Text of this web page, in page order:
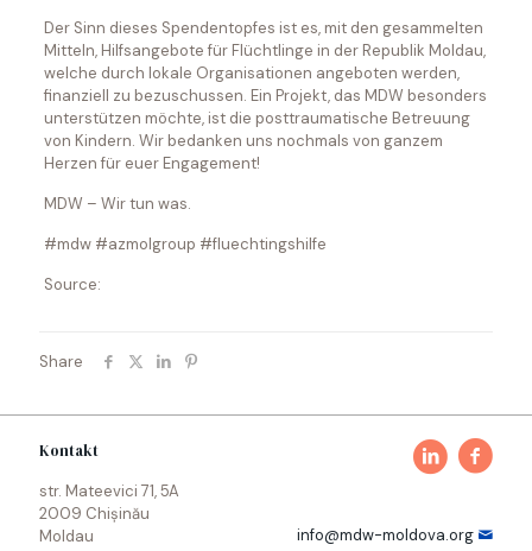
Der Sinn dieses Spendentopfes ist es, mit den gesammelten
Mitteln, Hilfsangebote für Flüchtlinge in der Republik Moldau,
welche durch lokale Organisationen angeboten werden,
finanziell zu bezuschussen. Ein Projekt, das MDW besonders
unterstützen möchte, ist die posttraumatische Betreuung
von Kindern. Wir bedanken uns nochmals von ganzem
Herzen für euer Engagement!
MDW – Wir tun was.
#mdw #azmolgroup #fluechtingshilfe
Source:
Share
Kontakt
str. Mateevici 71, 5A
2009 Chișinău
Moldau
info@mdw-moldova.org